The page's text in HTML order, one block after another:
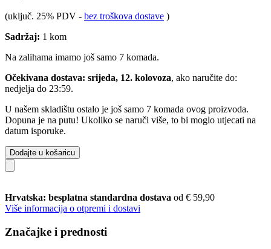
(uključ. 25% PDV - bez troškova dostave )
Sadržaj: 1 kom
Na zalihama imamo još samo 7 komada.
Očekivana dostava: srijeda, 12. kolovoza, ako naručite do:
nedjelja do 23:59.
U našem skladištu ostalo je još samo 7 komada ovog proizvoda.
Dopuna je na putu! Ukoliko se naruči više, to bi moglo utjecati na
datum isporuke.
Dodajte u košaricu
Hrvatska: besplatna standardna dostava od € 59,90
Više informacija o otpremi i dostavi
Značajke i prednosti